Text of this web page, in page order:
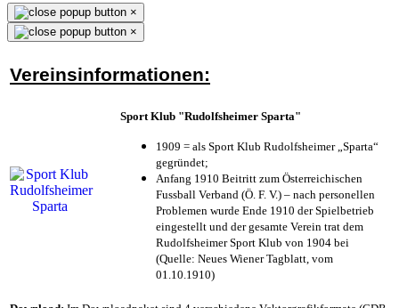
×
×
Vereinsinformationen:
Sport Klub "Rudolfsheimer Sparta"
1909 = als Sport Klub Rudolfsheimer „Sparta“
gegründet;
Anfang 1910 Beitritt zum Österreichischen
Fussball Verband (Ö. F. V.) – nach personellen
Problemen wurde Ende 1910 der Spielbetrieb
eingestellt und der gesamte Verein trat dem
Rudolfsheimer Sport Klub von 1904 bei
(Quelle: Neues Wiener Tagblatt, vom
01.10.1910)